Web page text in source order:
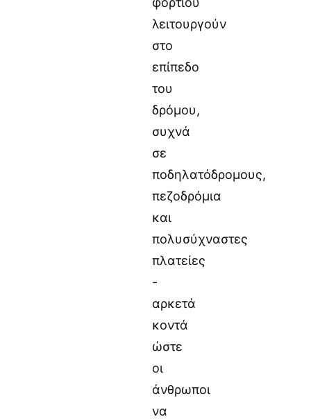
λειτουργούν
στο
επίπεδο
του
δρόμου,
συχνά
σε
ποδηλατόδρομους,
πεζοδρόμια
και
πολυσύχναστες
πλατείες
-
αρκετά
κοντά
ώστε
οι
άνθρωποι
να